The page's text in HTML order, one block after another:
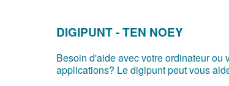
DIGIPUNT - TEN NOEY
Besoin d'aide avec votre ordinateur ou
applications? Le digipunt peut vous